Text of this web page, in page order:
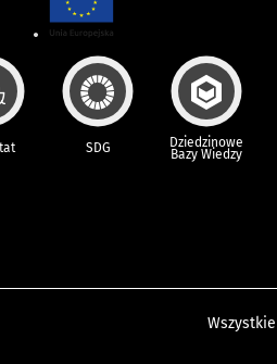
SDG Dziedzinowe
Bazy Wiedzy